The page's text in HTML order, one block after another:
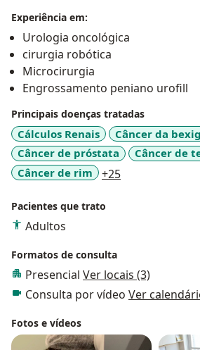
Experiência em:
Urologia oncológica
cirurgia robótica
Microcirurgia
Engrossamento peniano urofill
Principais doenças tratadas
Cálculos Renais
Câncer da
Câncer de próstata
Câncer de
Câncer de rim
+25
Pacientes que trato
Adultos
Formatos de consulta
Presencial Ver locais (3)
Consulta por vídeo Ver
Fotos e vídeos